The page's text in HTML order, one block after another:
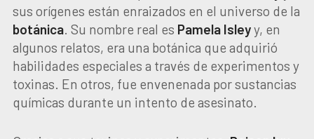
sus orígenes están enraizados en el universo de la
botánica. Su nombre real es Pamela Isleyy, en
algunos relatos, era una botánica que adquirió
habilidades especiales a través de experimentos y
toxinas. En otros, fue envenenada por sustancias
químicas durante un intento de asesinato.